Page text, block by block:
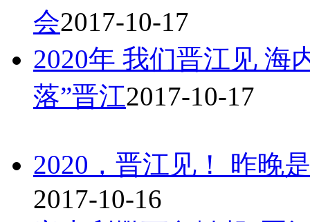
会2017-10-17
2020年 我们晋江见 海
落”晋江2017-10-17
2020，晋江见！ 昨晚
2017-10-16